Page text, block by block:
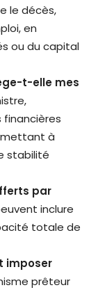
le décès,
en
ou du capital
t-elle mes
financières
à
stabilité
par
inclure
totale de
imposer
prêteur